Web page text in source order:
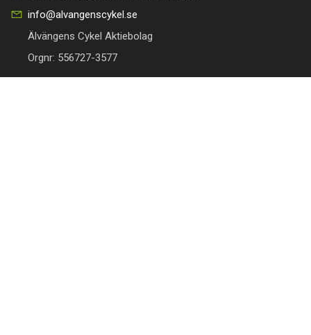
info@alvangenscykel.se
Älvängens Cykel Aktiebolag
Orgnr: 556727-3577